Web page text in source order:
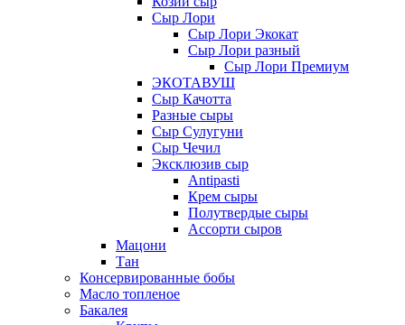
Сыр Лори
Сыр Лори Экокат
Сыр Лори разный
Сыр Лори Премиум
ЭКОТАВУШ
Сыр Качотта
Разные сыры
Сыр Сулугуни
Сыр Чечил
Эксклюзив сыр
Antipasti
Крем сыры
Полутвердые сыры
Ассорти сыров
Мацони
Тан
Консервированные бобы
Масло топленое
Бакалея